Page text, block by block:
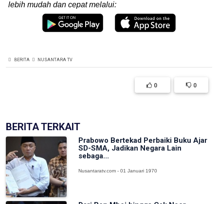
lebih mudah dan cepat melalui:
BERITA NUSANTARA TV
0 0
BERITA TERKAIT
Prabowo Bertekad Perbaiki Buku Ajar
SD-SMA, Jadikan Negara Lain
sebaga...
Nusantaratv.com - 01 Januari 1970